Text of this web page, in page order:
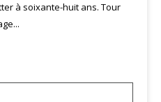
à soixante-huit ans. Tour